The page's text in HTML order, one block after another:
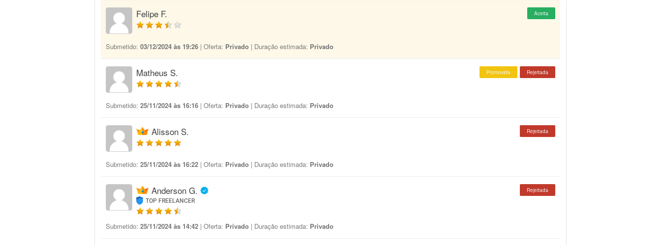
Felipe F. Aceita
Submetido: 03/12/2024 às 19:26 | Oferta: Privado | Duração estimada: Privado
Matheus S. Promovida Rejeitada
Submetido: 25/11/2024 às 16:16 | Oferta: Privado | Duração estimada: Privado
Alisson S. Rejeitada
Submetido: 25/11/2024 às 16:22 | Oferta: Privado | Duração estimada: Privado
Anderson G.
TOP FREELANCER
Rejeitada
Submetido: 25/11/2024 às 14:42 | Oferta: Privado | Duração estimada: Privado